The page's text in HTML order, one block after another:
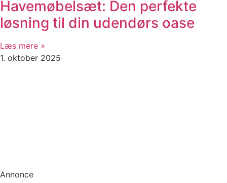
Havemøbelsæt: Den perfekte
løsning til din udendørs oase
Læs mere »
1. oktober 2025
Annonce